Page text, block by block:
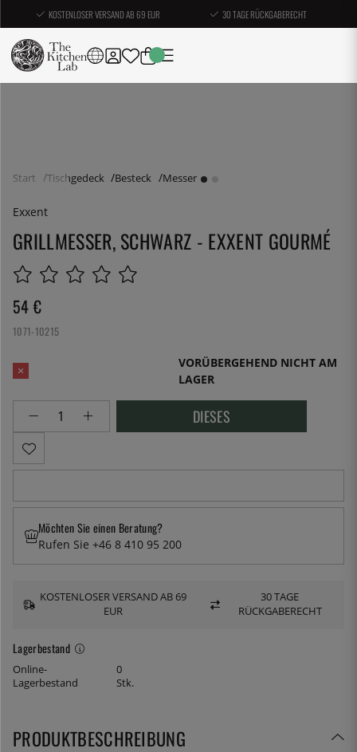
KOSTENLOSER VERSAND AB 69 EUR 30 TAGE RÜCKGABERECHT
Start Tischgedeck Besteck Messer
Exxent
GRILLMESSER, SCHWARZ - EXXENT GOURMÉ
54 €
1071-10215
VORÜBERGEHEND NICHT AM
LAGER
DIESES
Lagerbestand
Online-
Lagerbestand
0
Stk.
Möchten Sie einen Beratung?
Rufen Sie +46 8 410 95 200
KOSTENLOSER VERSAND AB 69
EUR
30 TAGE
RÜCKGABERECHT
PRODUKTBESCHREIBUNG